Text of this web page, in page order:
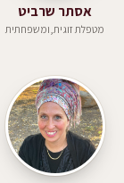
אסתר שרביט
מטפלת זוגית,ומשפחתית